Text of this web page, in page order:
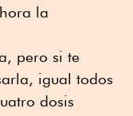
la
pero si te
igual todos
dosis